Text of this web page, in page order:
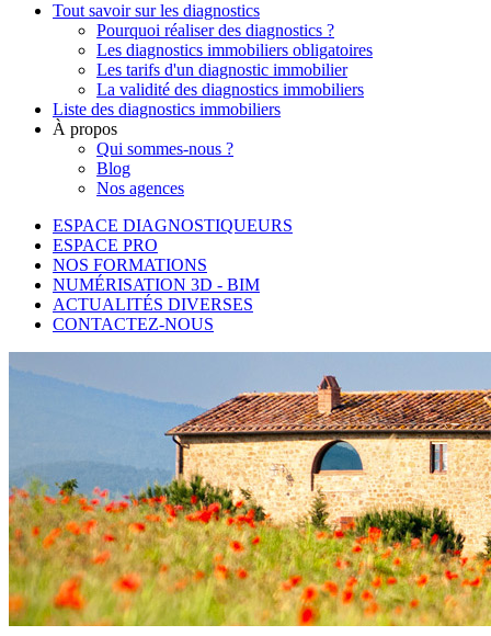
Tout savoir sur les diagnostics
Pourquoi réaliser des diagnostics ?
Les diagnostics immobiliers obligatoires
Les tarifs d'un diagnostic immobilier
La validité des diagnostics immobiliers
Liste des diagnostics immobiliers
À propos
Qui sommes-nous ?
Blog
Nos agences
ESPACE DIAGNOSTIQUEURS
ESPACE PRO
NOS FORMATIONS
NUMÉRISATION 3D - BIM
ACTUALITÉS DIVERSES
CONTACTEZ-NOUS